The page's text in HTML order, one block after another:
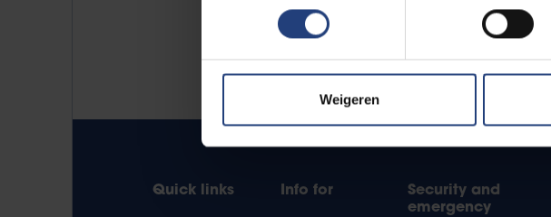
Weigeren
Quick links Info for
Security and
emergency